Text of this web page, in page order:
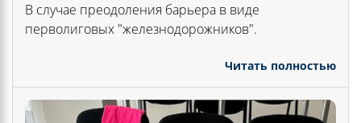
В случае преодоления барьера в виде
перволиговых "железнодорожников".
Читать полностью